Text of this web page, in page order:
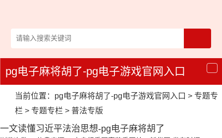
导
航
pg电子麻将胡了-pg电子游戏官网入口
当前位置： pg电子麻将胡了-pg电子游戏官网入口 > 专题专
栏 > 专题专栏 > 普法专版
一文读懂习近平法治思想-pg电子麻将胡了